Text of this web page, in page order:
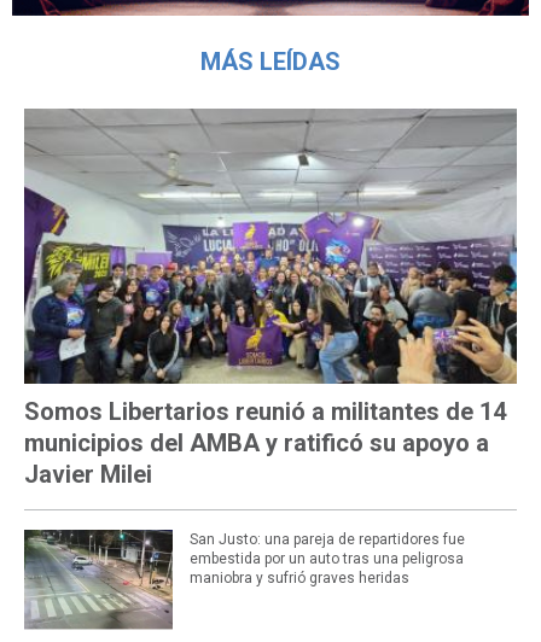
MÁS LEÍDAS
Somos Libertarios reunió a militantes de 14
municipios del AMBA y ratificó su apoyo a
Javier Milei
San Justo: una pareja de repartidores fue
embestida por un auto tras una peligrosa
maniobra y sufrió graves heridas